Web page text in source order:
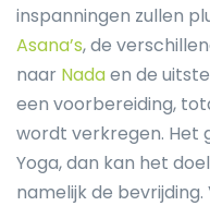
inspanningen zullen
Asana’s, de
naar Nadaen de
een voorbereiding,
wordt verkregen. Het
Yoga, dan kan het
namelijk de